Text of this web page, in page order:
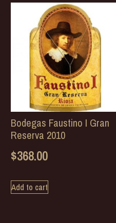
Bodegas Faustino I Gran
Reserva 2010
$368.00
Add to cart